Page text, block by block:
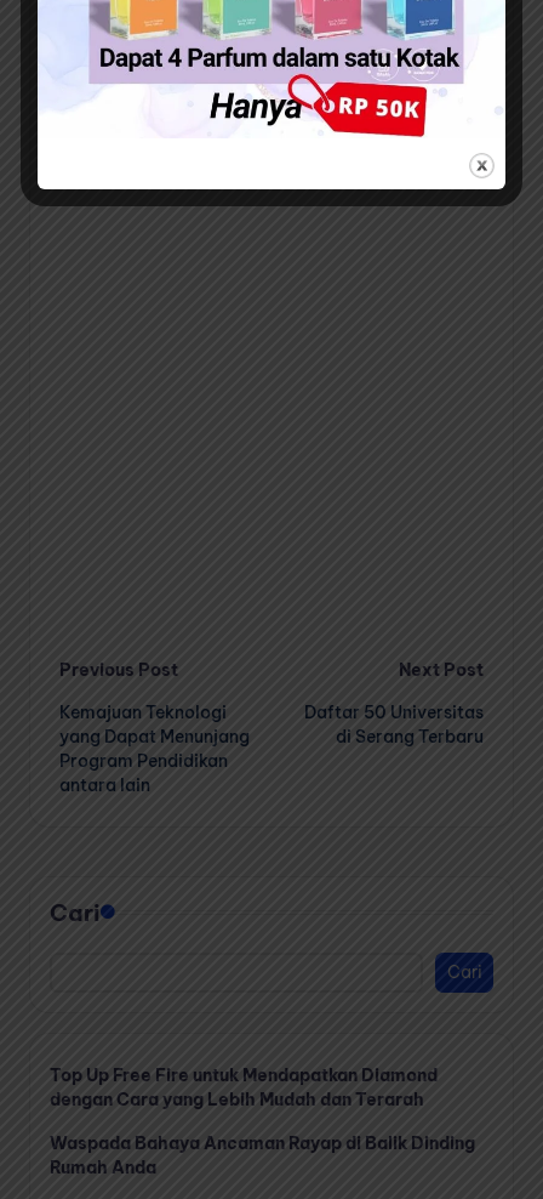
dengan elaborasi yang tepat akan dapat memberikan
dampak positif yang lebih bagus.
Post
navigation
Previous Post
Kemajuan Teknologi
yang Dapat Menunjang
Program Pendidikan
antara lain
Next Post
Daftar 50 Universitas
di Serang Terbaru
Cari
Cari
Top Up Free Fire untuk Mendapatkan Diamond
dengan Cara yang Lebih Mudah dan Terarah
Waspada Bahaya Ancaman Rayap di Balik Dinding
Rumah Anda